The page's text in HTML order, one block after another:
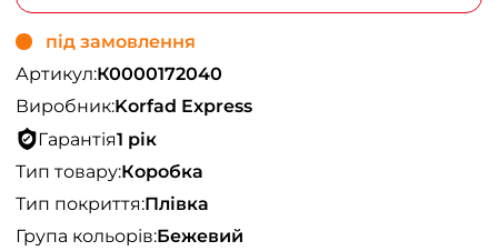
під замовлення
Артикул:К0000172040
Виробник:Korfad Express
Гарантія1 рік
Тип товару:Коробка
Тип покриття:Плівка
Група кольорів:Бежевий